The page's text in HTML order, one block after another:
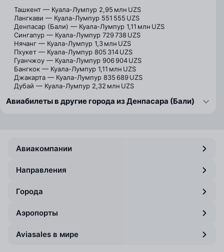
Ташкент — Куала-Лумпур 2,95 млн UZS
Лангкави — Куала-Лумпур 551 555 UZS
Денпасар (Бали) — Куала-Лумпур 1,11 млн UZS
Сингапур — Куала-Лумпур 729 738 UZS
Нячанг — Куала-Лумпур 1,3 млн UZS
Пхукет — Куала-Лумпур 805 314 UZS
Гуанчжоу — Куала-Лумпур 906 904 UZS
Бангкок — Куала-Лумпур 1,11 млн UZS
Джакарта — Куала-Лумпур 835 689 UZS
Дубай — Куала-Лумпур 2,32 млн UZS
Авиабилеты в другие города из Денпасара (Бали)
Авиакомпании
Направления
Города
Аэропорты
Aviasales в мире